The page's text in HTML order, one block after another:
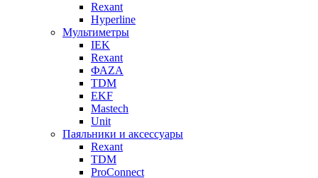
Rexant
Hyperline
Мультиметры
IEK
Rexant
ФАZА
TDM
EKF
Mastech
Unit
Паяльники и аксессуары
Rexant
TDM
ProConnect